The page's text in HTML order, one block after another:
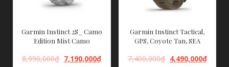
Garmin Instinct 2S_ Camo
Edition Mist Camo
8,990,000₫ 7,190,000₫
Garmin Instinct Tactical,
GPS, Coyote Tan, SEA
7,400,000₫ 4,490,000₫